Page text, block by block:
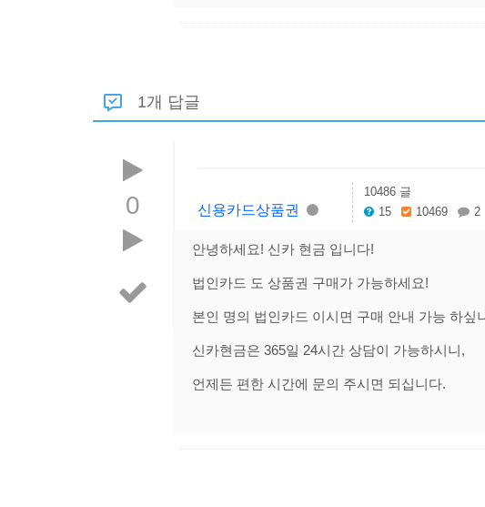
1개 답글
0 신용카드상품권
10486 글
15
10469 2
안녕하세요! 신카 현금 입니다!
법인카드 도 상품권 구매가 가능하세요!
본인 명의 법인카드 이시면 구매 안내 가능 하싶
신카현금은 365일 24시간 상담이 가능하시니,
언제든 편한 시간에 문의 주시면 되십니다.